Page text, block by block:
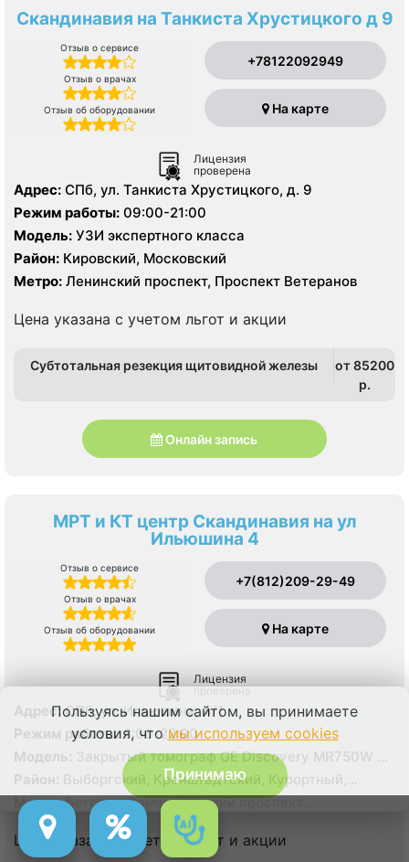
Скандинавия на Танкиста Хрустицкого д 9
Отзыв о сервисе
Отзыв о врачах
Отзыв об оборудовании
+78122092949
На карте
Лицензия
проверена
Адрес: СПб, ул. Танкиста Хрустицкого, д. 9
Режим работы: 09:00-21:00
Модель: УЗИ экспертного класса
Район: Кировский, Московский
Метро: Ленинский проспект, Проспект Ветеранов
Цена указана с учетом льгот и акции
Субтотальная резекция щитовидной железы
от 85200
p.
Онлайн запись
МРТ и КТ центр Скандинавия на ул
Ильюшина 4
Отзыв о сервисе
Отзыв о врачах
Отзыв об оборудовании
+7(812)209-29-49
На карте
Лицензия
проверена
Адрес: СПб, ул. Ильюшина, 4/1
Режим работы:8:00-22:00
Модель: Закрытый томограф GЕ Discovery MR750W 3
Тесла, КТ GЕ Healthcare Optima CT660 128 срезов
Район: Выборгский, Кронштадтский, Курортный,
Ленинградская область, Приморский
Метро:Беговая, Комендантский проспект,
Пионерская, Старая Деревня
Цена указана с учетом льгот и акции
Пользуясь нашим сайтом, вы принимаете
условия, чтомы используем cookies
Принимаю